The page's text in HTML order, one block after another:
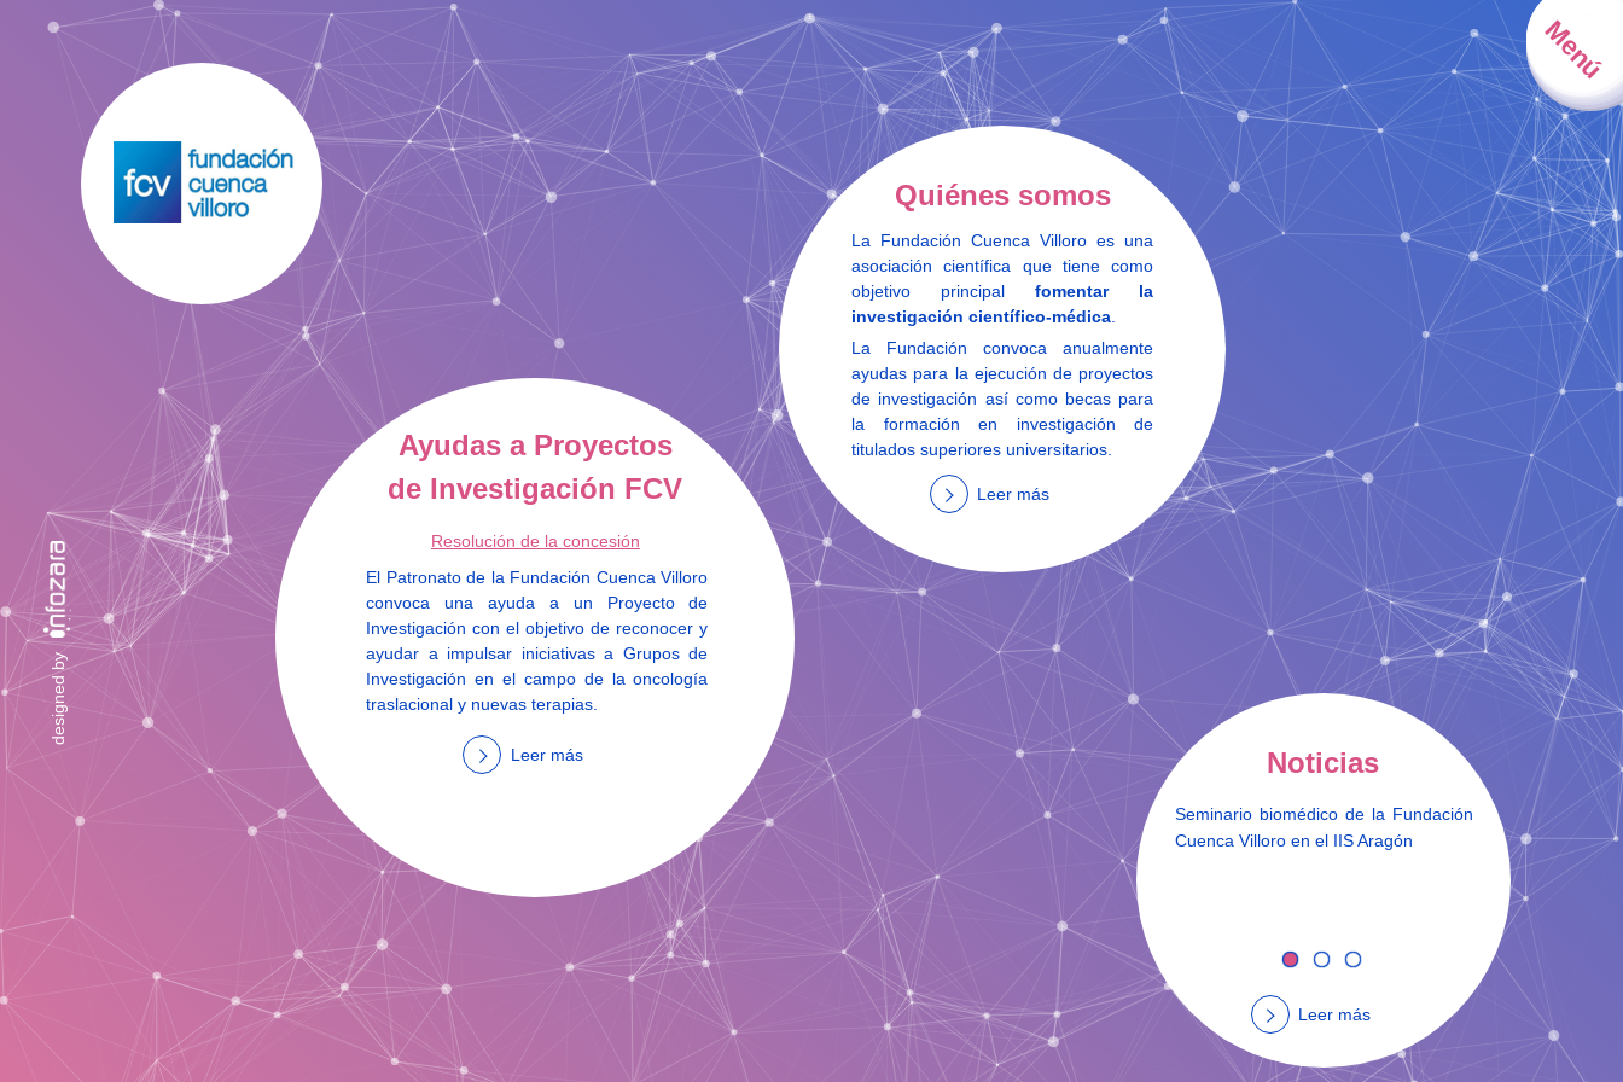
Menú
designed by
Quiénes somos
La Fundación Cuenca Villoro es una
asociación científica que tiene como
objetivo principalfomentar la
investigación científico-médica.
La Fundación convoca anualmente
ayudas para la ejecución de proyectos
de investigación así como becas para
la formación en investigación de
titulados superiores universitarios.
Leer más
Ayudas a Proyectos
de Investigación FCV
Resolución de la concesión
El Patronato de la Fundación Cuenca Villoro
convoca una ayuda a un Proyecto de
Investigación con el objetivo de reconocer y
ayudar a impulsar iniciativas a Grupos de
Investigación en el campo de la oncología
traslacional y nuevas terapias.
Leer más Noticias
Seminario biomédico de la Fundación
Cuenca Villoro en el IIS Aragón
Leer más
Firma